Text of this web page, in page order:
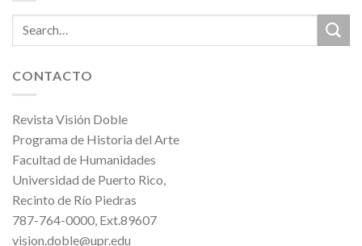
CONTACTO
Revista Visión Doble
Programa de Historia del Arte
Facultad de Humanidades
Universidad de Puerto Rico,
Recinto de Río Piedras
787-764-0000, Ext.89607
vision.doble@upr.edu